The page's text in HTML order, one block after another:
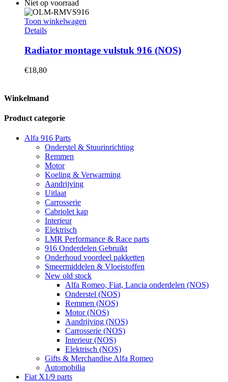
Niet op voorraad
Toon winkelwagen
Details
Radiator montage vulstuk 916 (NOS)
€18,80
Winkelmand
Product categorie
Alfa 916 Parts
Onderstel & Stuurinrichting
Remmen
Motor
Koeling & Verwarming
Aandrijving
Uitlaat
Carrosserie
Cabriolet kap
Interieur
Elektrisch
LMR Performance & Race parts
916 Onderdelen Gebruikt
Onderhoud voordeel pakketten
Smeermiddelen & Vloeistoffen
New old stock
Alfa Romeo, Fiat, Lancia onderdelen (NOS)
Onderstel (NOS)
Remmen (NOS)
Motor (NOS)
Aandrijving (NOS)
Carrosserie (NOS)
Interieur (NOS)
Elektrisch (NOS)
Gifts & Merchandise Alfa Romeo
Automobilia
Fiat X1/9 parts